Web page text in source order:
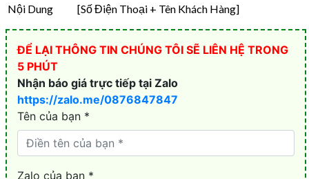
Nội Dung [Số Điện Thoại + Tên Khách Hàng]